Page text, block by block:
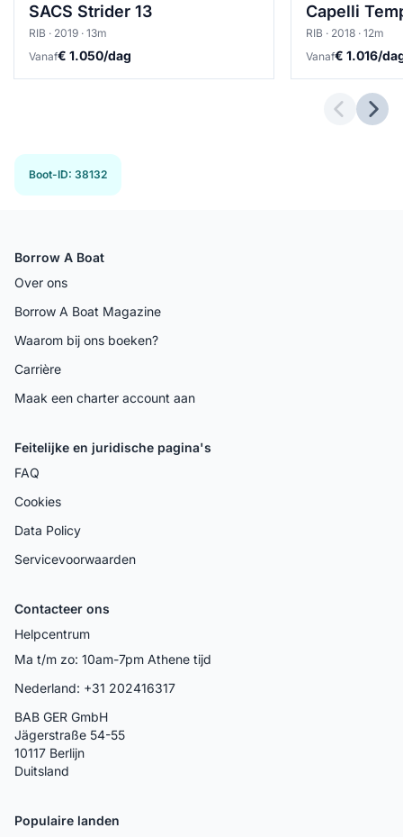
SACS Strider 13
RIB · 2019 · 13m
Vanaf€ 1.050/dag
Capelli
RIB · 2018 · 12m
Vanaf€ 1.016/
Boot-ID: 38132
Borrow A Boat
Over ons
Borrow A Boat Magazine
Waarom bij ons boeken?
Carrière
Maak een charter account aan
Feitelijke en juridische pagina's
FAQ
Cookies
Data Policy
Servicevoorwaarden
Contacteer ons
Helpcentrum
Ma t/m zo: 10am-7pm Athene tijd
Nederland: +31 202416317
BAB GER GmbH
Jägerstraße 54-55
10117 Berlijn
Duitsland
Populaire landen